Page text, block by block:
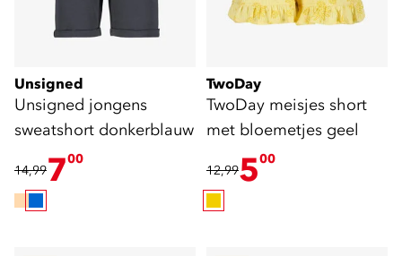
Unsigned
Unsigned jongens
sweatshort donkerblauw
14,99700
TwoDay
TwoDay meisjes short
met bloemetjes geel
12,99500